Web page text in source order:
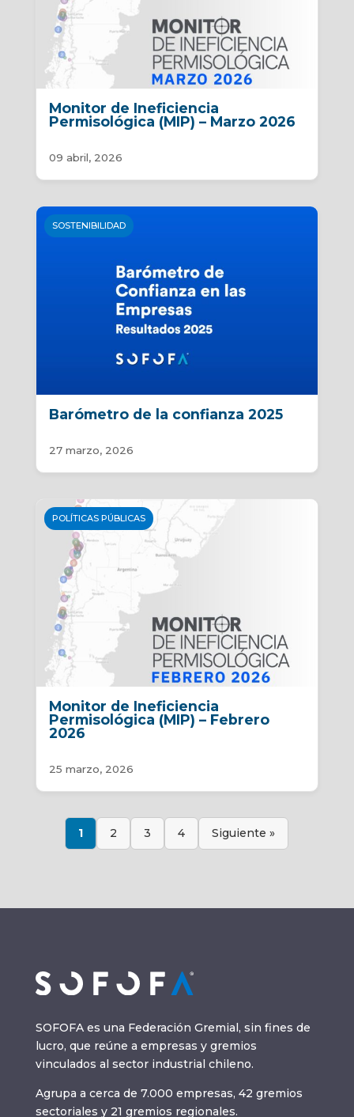
Monitor de Ineficiencia
Permisológica (MIP) – Marzo 2026
09 abril, 2026
SOSTENIBILIDAD
Barómetro de la confianza 2025
27 marzo, 2026
POLÍTICAS PÚBLICAS
Monitor de Ineficiencia
Permisológica (MIP) – Febrero
2026
25 marzo, 2026
1 2 3 4 Siguiente »
SOFOFA es una Federación Gremial, sin fines de
lucro, que reúne a empresas y gremios
vinculados al sector industrial chileno.
Agrupa a cerca de 7.000 empresas, 42 gremios
sectoriales y 21 gremios regionales.